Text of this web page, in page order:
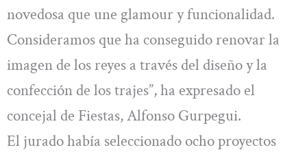
novedosa que une glamour y funcionalidad.
Consideramos que ha conseguido renovar la
imagen de los reyes a través del diseño y la
confección de los trajes”, ha expresado el
concejal de Fiestas, Alfonso Gurpegui.
El jurado había seleccionado ocho proyectos